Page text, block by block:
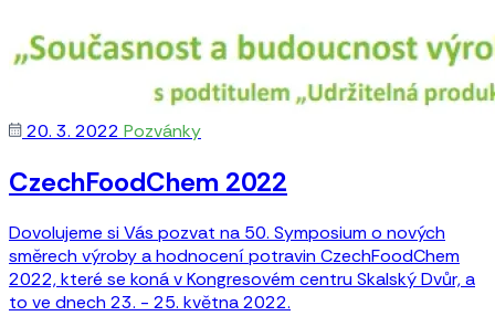
20. 3. 2022 Pozvánky
CzechFoodChem 2022
Dovolujeme si Vás pozvat na 50. Symposium o nových
směrech výroby a hodnocení potravin CzechFoodChem
2022, které se koná v Kongresovém centru Skalský Dvůr, a
to ve dnech 23. - 25. května 2022.